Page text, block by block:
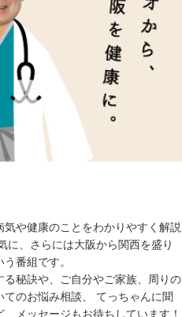
気や健康のことをわかりやすく解説
に、さらには大阪から関西を盛り
う番組です。
る秘訣や、ご自分やご家族、周りの
てのお悩み相談、 てっちゃんに聞
、メッセージもお待ちしています！